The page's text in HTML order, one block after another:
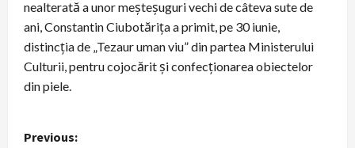
nealterată a unor meșteșuguri vechi de câteva sute de
ani, Constantin Ciubotărița a primit, pe 30 iunie,
distincția de „Tezaur uman viu” din partea Ministerului
Culturii, pentru cojocărit și confecționarea obiectelor
din piele.
P
Previous: